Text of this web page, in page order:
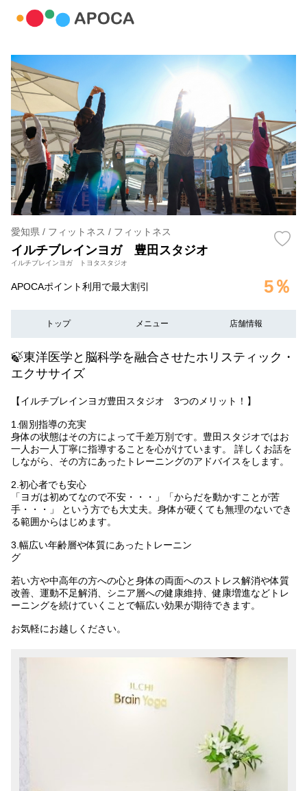
愛知県 / フィットネス / フィットネス
イルチブレインヨガ 豊田スタジオ
イルチブレインヨガ トヨタスタジオ
APOCAポイント利用で最大割引 5％
トップ メニュー 店舗情報
🍃東洋医学と脳科学を融合させたホリスティック・
エクササイズ
【イルチブレインヨガ豊田スタジオ 3つのメリット！】
1.個別指導の充実
身体の状態はその方によって千差万別です。豊田スタジオではお
一人お一人丁寧に指導することを心がけています。 詳しくお話を
しながら、その方にあったトレーニングのアドバイスをします。
2.初心者でも安心
「ヨガは初めてなので不安・・・」「からだを動かすことが苦
手・・・」 という方でも大丈夫。身体が硬くても無理のないでき
る範囲からはじめます。
3.幅広い年齢層や体質にあったトレーニン
若い方や中高年の方への心と身体の両面へのストレス解消や体質
改善、運動不足解消、シニア層への健康維持、健康増進などトレ
ーニングを続けていくことで幅広い効果が期待できます。
お気軽にお越しください。